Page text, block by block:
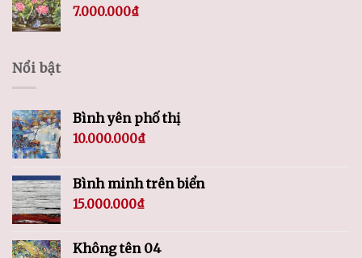
7.000.000₫
Nổi bật
Bình yên phố thị
10.000.000₫
Bình minh trên biển
15.000.000₫
Không tên 04